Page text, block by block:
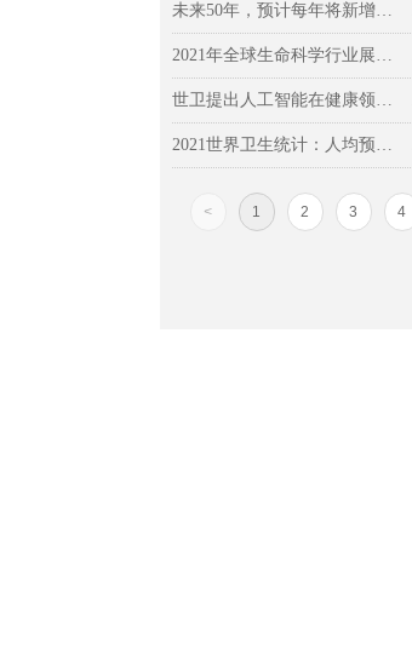
未来50年，预计每年将新增3400万癌症病例，癌症患者数翻倍！
2021年全球生命科学行业展望：让可能成为现实，保持发展势头
世卫提出人工智能在健康领域的道德使用的六个关键原则
2021世界卫生统计：人均预期寿命超77岁，16％因慢病过早死亡
< 1 2 3 4